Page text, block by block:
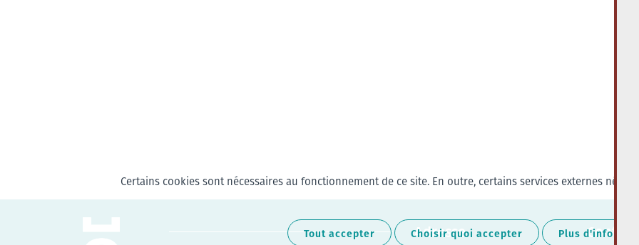
Adresse Contact
Certains cookies sont nécessaires au fonctionnement de ce site. En outre, certains services externes
Tout accepter Choisir quoi accepter Plus